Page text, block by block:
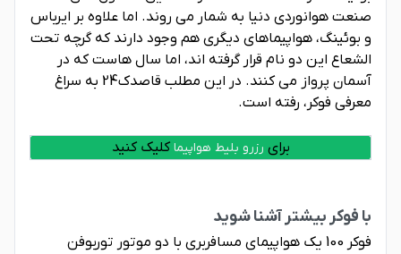
صنعت هوانوردی دنیا به شمار می روند. اما علاوه بر ایرباس
و بوئینگ، هواپیماهای دیگری هم وجود دارند که گرچه تحت
الشعاع این دو نام قرار گرفته اند، اما سال هاست که در
آسمان پرواز می کنند. در این مطلب قاصدک24 به سراغ
معرفی فوکر، رفته است.
برای رزرو بلیط هواپیما کلیک کنید
با فوکر بیشتر آشنا شوید
فوکر 100 یک هواپیمای مسافربری با دو موتور توربوفن